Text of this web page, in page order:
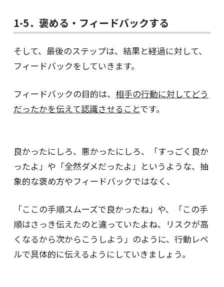
1-5．褒める・フィードバックする
そして、最後のステップは、結果と経過に対して、
フィードバックをしていきます。
フィードバックの目的は、 相手の行動に対してどう
だったかを伝えて認識させることです。
良かったにしろ、悪かったにしろ、「すっごく良か
ったよ」や「全然ダメだったよ」というような、抽
象的な褒め方やフィードバックではなく、
「ここの手順スムーズで良かったね」や、「この手
順はさっき伝えたのと違っていたよね、リスクが高
くなるから次からこうしよう」のように、行動レベ
ルで具体的に伝えるようにしていきましょう。